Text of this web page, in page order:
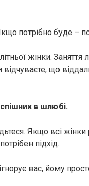
потрібно буде –
жінки.
що
в шлюбі.
Якщо всі жінки
підхід.
вас, йому